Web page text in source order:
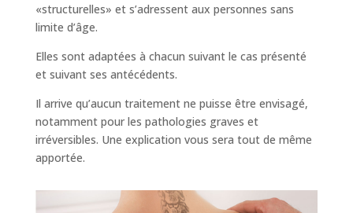
«structurelles» et s’adressent aux personnes sans
limite d’âge.
Elles sont adaptées à chacun suivant le cas présenté
et suivant ses antécédents.
Il arrive qu’aucun traitement ne puisse être envisagé,
notamment pour les pathologies graves et
irréversibles. Une explication vous sera tout de même
apportée.